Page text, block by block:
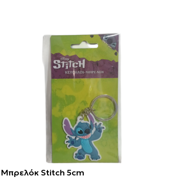
Μπρελόκ Stitch 5cm